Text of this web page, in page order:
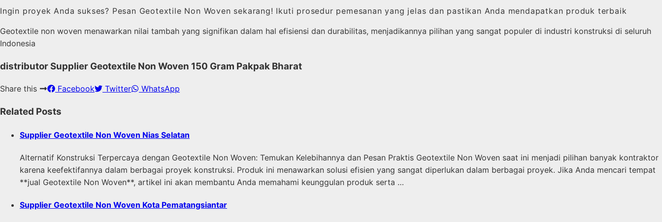
Ingin proyek Anda sukses? Pesan Geotextile Non Woven sekarang! Ikuti prosedur pemesanan yang jelas dan pastikan Anda mendapatkan produk terbaik
Geotextile non woven menawarkan nilai tambah yang signifikan dalam hal efisiensi dan durabilitas, menjadikannya pilihan yang sangat populer di industri konstruksi di seluruh
Indonesia
distributor Supplier Geotextile Non Woven 150 Gram Pakpak Bharat
Share this Facebook Twitter WhatsApp
Related Posts
Supplier Geotextile Non Woven Nias Selatan
Alternatif Konstruksi Terpercaya dengan Geotextile Non Woven: Temukan Kelebihannya dan Pesan Praktis Geotextile Non Woven saat ini menjadi pilihan banyak kontraktor
karena keefektifannya dalam berbagai proyek konstruksi. Produk ini menawarkan solusi efisien yang sangat diperlukan dalam berbagai proyek. Jika Anda mencari tempat
**jual Geotextile Non Woven**, artikel ini akan membantu Anda memahami keunggulan produk serta …
Supplier Geotextile Non Woven Kota Pematangsiantar